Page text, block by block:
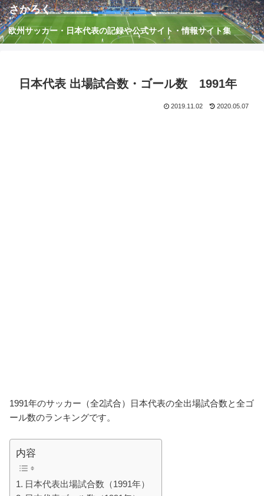
さかろく
欧州サッカー・日本代表の記録や公式サイト・情報サイト集
日本代表 出場試合数・ゴール数 1991年
2019.11.02 2020.05.07
1991年のサッカー（全2試合）日本代表の全出場試合数と全ゴ
ール数のランキングです。
内容
日本代表出場試合数（1991年）